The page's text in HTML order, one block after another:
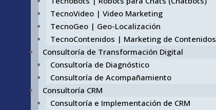
TecnoVideo | Video Marketing
TecnoGeo | Geo-Localización
TecnoContenidos | Marketing de Contenidos
Consultoría de Transformación Digital
Consultoría de Diagnóstico
Consultoría de Acompañamiento
Consultoría CRM
Consultoría e Implementación de CRM